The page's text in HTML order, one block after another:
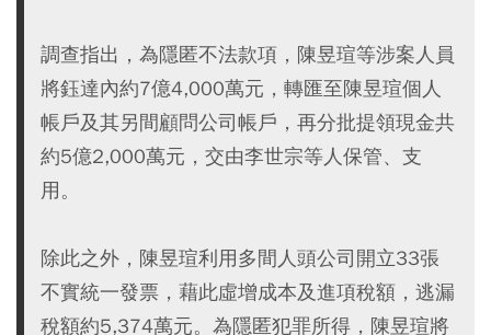
調查指出，為隱匿不法款項，陳昱瑄等涉案人員
將鈺達內約7億4,000萬元，轉匯至陳昱瑄個人
帳戶及其另間顧問公司帳戶，再分批提領現金共
約5億2,000萬元，交由李世宗等人保管、支
用。
除此之外，陳昱瑄利用多間人頭公司開立33張
不實統一發票，藉此虛增成本及進項稅額，逃漏
稅額約5,374萬元。為隱匿犯罪所得，陳昱瑄將